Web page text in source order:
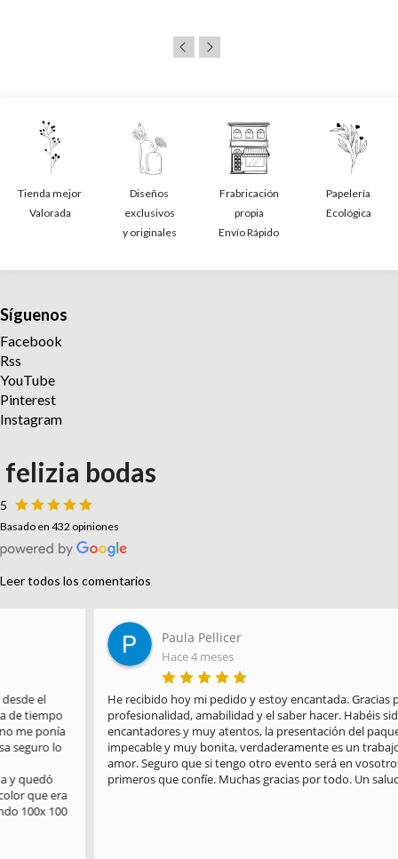
Tienda mejor
Valorada
Diseños
exclusivos
y originales
Frabricación
propia
Envío Rápido
Papelería
Ecológica
Síguenos
Facebook
Rss
YouTube
Pinterest
Instagram
felizia bodas
5
Basado en 432 opiniones
Leer todos los comentarios
Paula Pellicer
Hace 4 meses
He recibido hoy mi pedido y estoy encantada. Gracias por la
profesionalidad, amabilidad y el saber hacer. Habéis sido
encantadores y muy atentos, la presentación del paquete es
impecable y muy bonita, verdaderamente es un trabajo hecho con
amor. Seguro que si tengo otro evento será en vosotros en los
primeros que confíe. Muchas gracias por todo. Un saludo